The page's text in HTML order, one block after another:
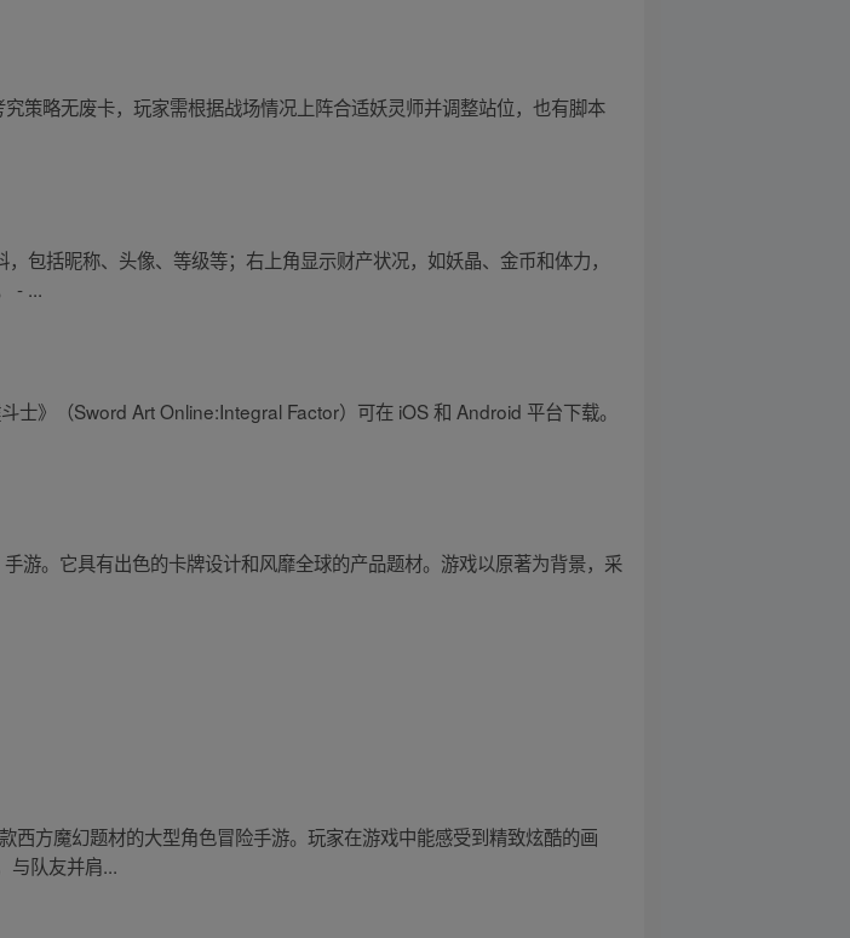
策略无废卡，玩家需根据战场情况上阵合适妖灵师并调整站位，也有脚本
包括昵称、头像、等级等；右上角显示财产状况，如妖晶、金币和体力，
- ...
士》（Sword Art Online:Integral Factor）可在 iOS 和 Android 平台下载。
游。它具有出色的卡牌设计和风靡全球的产品题材。游戏以原著为背景，采
方魔幻题材的大型角色冒险手游。玩家在游戏中能感受到精致炫酷的画
与队友并肩...